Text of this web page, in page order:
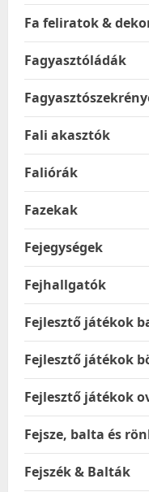
Fa feliratok &
Fagyasztóládák
Fali akasztók
Faliórák
Fazekak
Fejegységek
Fejhallgatók
Fejlesztő játékok
Fejlesztő játékok
Fejlesztő játékok
Fejsze, balta és
Fejszék & Balták